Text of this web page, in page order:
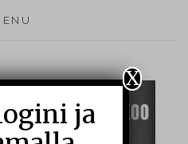
ja
X